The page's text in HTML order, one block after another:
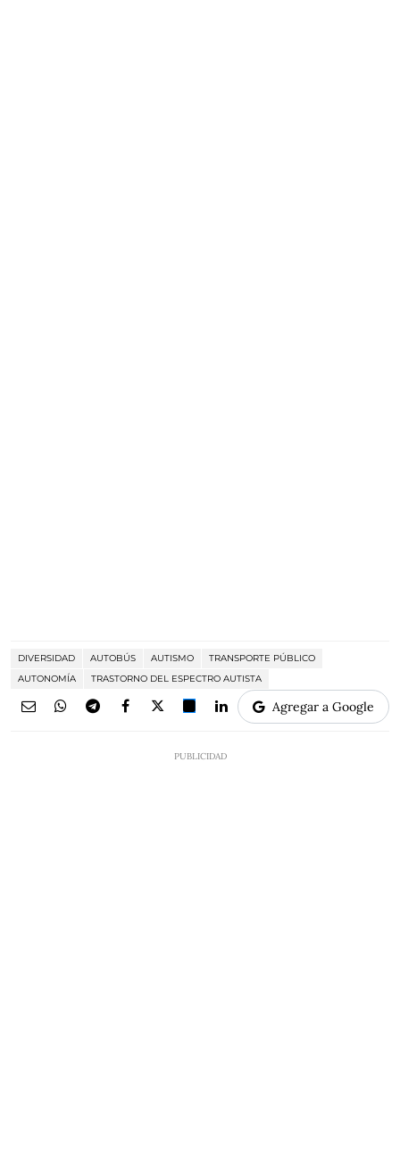
DIVERSIDAD AUTOBÚS AUTISMO
TRANSPORTE PÚBLICO
AUTONOMÍA
TRASTORNO DEL ESPECTRO AUTISTA
Agregar a Google